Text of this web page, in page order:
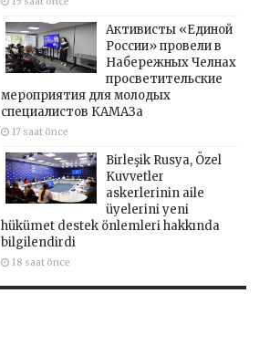
Активисты «Единой
России» провели в
Набережных Челнах
просветительские
мероприятия для молодых
специалистов КАМАЗа
17 saat önce
Birleşik Rusya, Özel
Kuvvetler
askerlerinin aile
üyelerini yeni
hükümet destek önlemleri hakkında
bilgilendirdi
18 saat önce